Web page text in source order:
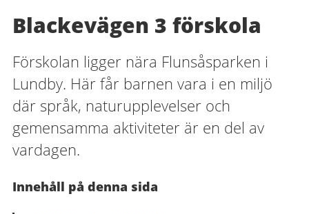
Blackevägen 3 förskola
Förskolan ligger nära Flunsåsparken i
Lundby. Här får barnen vara i en miljö
där språk, naturupplevelser och
gemensamma aktiviteter är en del av
vardagen.
Innehåll på denna sida